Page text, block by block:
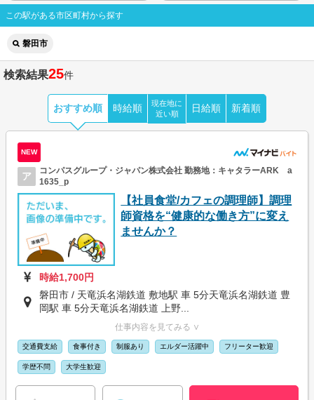
この駅がある市区町村から探す
磐田市
検索結果25件
おすすめ順 時給順
現在地に
近い順
日給順 新着順
NEW
ア
コンパスグループ・ジャパン株式会社 勤務地：キャタラーARK a
1635_p
【社員食堂/カフェの調理師】調理
師資格を“健康的な働き方”に変え
ませんか？
時給1,700円
磐田市 / 天竜浜名湖鉄道 敷地駅 車 5分天竜浜名湖鉄道 豊
岡駅 車 5分天竜浜名湖鉄道 上野...
仕事内容を見てみる ∨
交通費支給 食事付き 制服あり エルダー活躍中 フリーター歓迎
学歴不問 大学生歓迎